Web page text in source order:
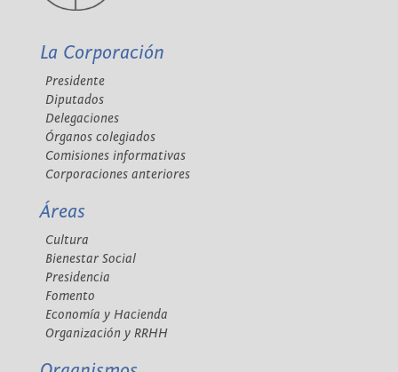
La Corporación
Presidente
Diputados
Delegaciones
Órganos colegiados
Comisiones informativas
Corporaciones anteriores
Áreas
Cultura
Bienestar Social
Presidencia
Fomento
Economía y Hacienda
Organización y RRHH